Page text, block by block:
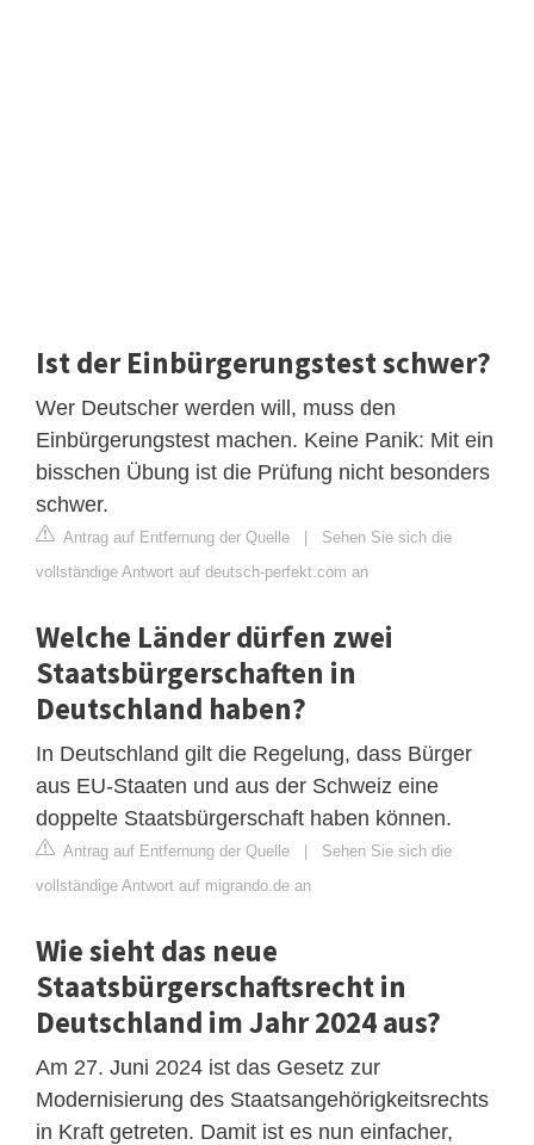
Ist der Einbürgerungstest schwer?
Wer Deutscher werden will, muss den
Einbürgerungstest machen. Keine Panik: Mit ein
bisschen Übung ist die Prüfung nicht besonders
schwer.
Antrag auf Entfernung der Quelle | Sehen Sie sich die
vollständige Antwort auf deutsch-perfekt.com an
Welche Länder dürfen zwei
Staatsbürgerschaften in
Deutschland haben?
In Deutschland gilt die Regelung, dass Bürger
aus EU-Staaten und aus der Schweiz eine
doppelte Staatsbürgerschaft haben können.
Antrag auf Entfernung der Quelle | Sehen Sie sich die
vollständige Antwort auf migrando.de an
Wie sieht das neue
Staatsbürgerschaftsrecht in
Deutschland im Jahr 2024 aus?
Am 27. Juni 2024 ist das Gesetz zur
Modernisierung des Staatsangehörigkeitsrechts
in Kraft getreten. Damit ist es nun einfacher,